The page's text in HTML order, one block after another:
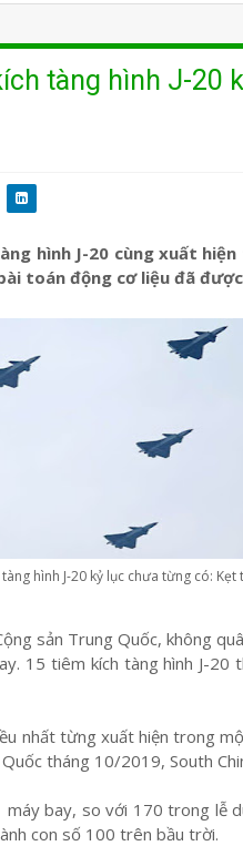
tàng hình J-20
hình J-20 cùng xuất
toán động cơ liệu đã
hình J-20 kỷ lục chưa từng có: Kẹt
sản Trung Quốc, không
15 tiêm kích tàng hình J-20
nhất từng xuất hiện trong
tháng 10/2019, South
bay, so với 170 trong lễ
con số 100 trên bầu trời.